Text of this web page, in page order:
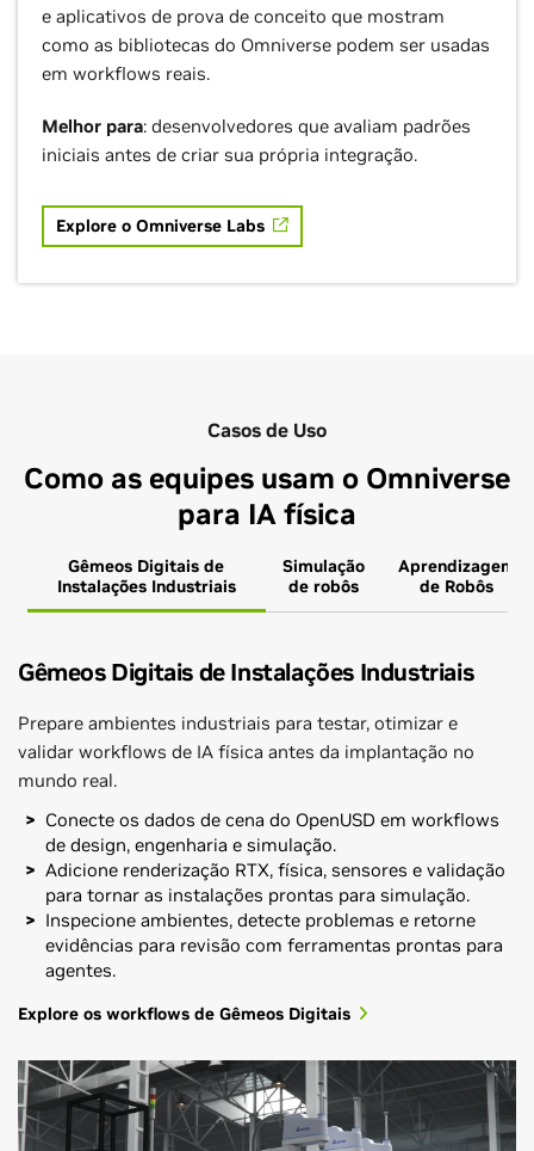
e aplicativos de prova de conceito que mostram
como as bibliotecas do Omniverse podem ser usadas
em workflows reais.
Melhor para: desenvolvedores que avaliam padrões
iniciais antes de criar sua própria integração.
Explore o Omniverse Labs
Casos de Uso
Como as equipes usam o Omniverse
para IA física
Gêmeos Digitais de
Instalações Industriais
Simulação
de robôs
Aprendizagem
de Robôs
Gêmeos Digitais de Instalações Industriais
Prepare ambientes industriais para testar, otimizar e
validar workflows de IA física antes da implantação no
mundo real.
Conecte os dados de cena do OpenUSD em workflows
de design, engenharia e simulação.
Adicione renderização RTX, física, sensores e validação
para tornar as instalações prontas para simulação.
Inspecione ambientes, detecte problemas e retorne
evidências para revisão com ferramentas prontas para
agentes.
Explore os workflows de Gêmeos Digitais